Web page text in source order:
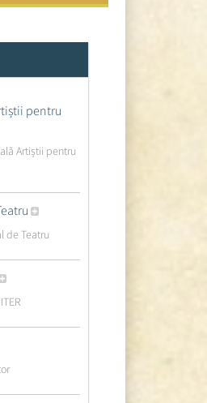
pentru
Artiștii pentru
de Teatru